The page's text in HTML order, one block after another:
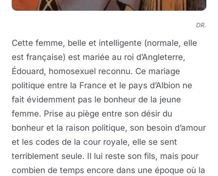
DR.
Cette femme, belle et intelligente (normale, elle
est française) est mariée au roi d’Angleterre,
Édouard, homosexuel reconnu. Ce mariage
politique entre la France et le pays d’Albion ne
fait évidemment pas le bonheur de la jeune
femme. Prise au piège entre son désir du
bonheur et la raison politique, son besoin d’amour
et les codes de la cour royale, elle se sent
terriblement seule. Il lui reste son fils, mais pour
combien de temps encore dans une époque où la